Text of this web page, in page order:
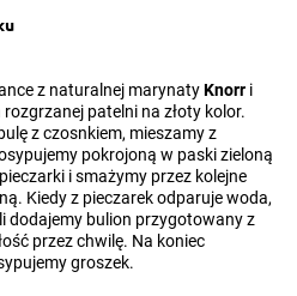
z naturalnej marynatyKnorr i
patelni na złoty kolor.
z czosnkiem, mieszamy z
pokrojoną w paski zieloną
i smażymy przez kolejne
Kiedy z pieczarek odparuje woda,
dodajemy bulion przygotowany z
przez chwilę. Na koniec
groszek.